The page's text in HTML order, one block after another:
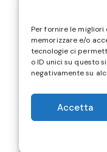
Per fornire le migliori
memorizzare e/o
tecnologie ci
o ID unici su questo
negativamente su
Accetta